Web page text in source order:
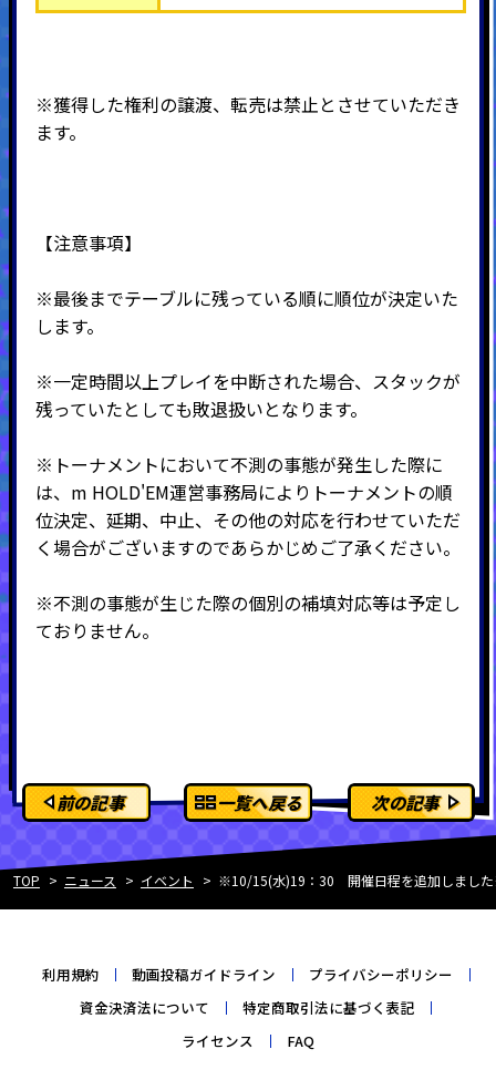
※獲得した権利の譲渡、転売は禁止とさせていただき
ます。
【注意事項】
※最後までテーブルに残っている順に順位が決定いた
します。
※一定時間以上プレイを中断された場合、スタックが
残っていたとしても敗退扱いとなります。
※トーナメントにおいて不測の事態が発生した際に
は、m HOLD'EM運営事務局によりトーナメントの順
位決定、延期、中止、その他の対応を行わせていただ
く場合がございますのであらかじめご了承ください。
※不測の事態が生じた際の個別の補填対応等は予定し
ておりません。
前の記事 一覧へ戻る 次の記事
TOP ニュース イベント ※10/15(水)19：30 開催日程を追加しまし
利用規約 動画投稿ガイドライン
プライバシーポリシー
資金決済法について
特定商取引法に基づく表記
ライセンス
FAQ